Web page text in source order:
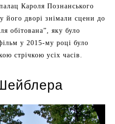
Кароля Познанського
його дворі знімали сцени до
обітована”, яку було
у 2015-му році було
стрічкою усіх часів.